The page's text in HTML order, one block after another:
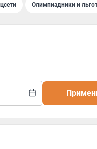
Олимпиадники и